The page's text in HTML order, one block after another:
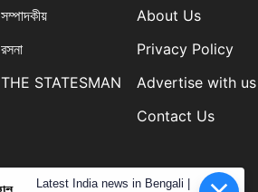
সম্পাদকীয়
রসনা
THE STATESMAN
About Us
Privacy Policy
Advertise with us
Contact Us
Latest India news in Bengali |